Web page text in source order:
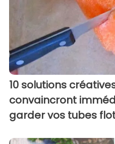
10 solutions
convaincront
garder vos tubes